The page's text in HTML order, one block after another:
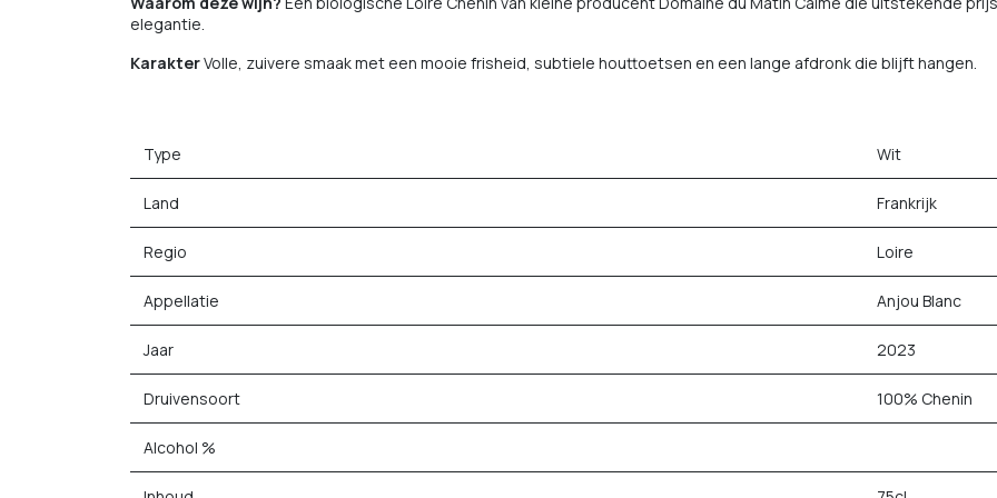
elegantie.
KarakterVolle, zuivere smaak met een mooie frisheid, subtiele houttoetsen en een lange afdronk die blijft hangen.
Type Wit
Land Frankrijk
Regio Loire
Appellatie Anjou Blanc
Jaar 2023
Druivensoort 100% Chenin
Alcohol %